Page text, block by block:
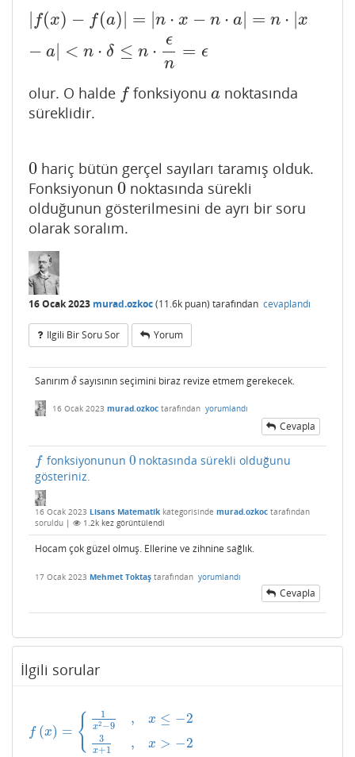
| f(x) − f(a)| = |n ⋅ x − n ⋅ a| = n ⋅ |x
− a| < n ⋅ δ ≤ n ⋅
ϵ
n
= ϵ
|f(x) −f(a )|=|n x− n⋅a | =n ⋅| x− a |< n⋅δ ≤n ⋅ϵ n=
olur. O halde f
f fonksiyonua
a noktasında
süreklidir.
0
0 hariç bütün gerçel sayıları taramış olduk.
Fonksiyonun 0
0 noktasında sürekli
olduğunun gösterilmesini de ayrı bir soru
olarak soralım.
16 Ocak 2023 murad.ozkoc(11.6k puan) tarafından cevaplandı
Ilgili Bir Soru Sor Yorum
Sanırım δ
δsayısının seçimini biraz revize etmem gerekecek.
16 Ocak 2023 murad.ozkoc tarafından yorumlandı
Cevapla
f
f fonksiyonunun 0
0 noktasında sürekli olduğunu
gösteriniz.
16 Ocak 2023 Lisans Matematik kategorisinde murad.ozkoc tarafından
soruldu | 1.2k kez görüntülendi
Hocam çok güzel olmuş. Ellerine ve zihnine sağlık.
17 Ocak 2023 Mehmet Toktaş tarafından yorumlandı
Cevapla
İlgili sorular
f (x) = { 1
x2 −9
3
x+1
,
,
x ≤ −2
x > −2
f(x) ={1 x2 −9,x≤−